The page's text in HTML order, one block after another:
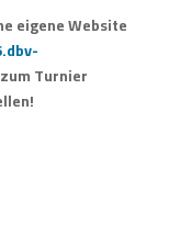
eigene Website
Turnier